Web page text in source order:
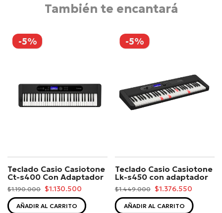
También te encantará
-5%
Teclado Casio Casiotone
Ct-s400 Con Adaptador
$1.190.000 $1.130.500
AÑADIR AL CARRITO
-5%
Teclado Casio Casiotone
Lk-s450 con adaptador
$1.449.000 $1.376.550
AÑADIR AL CARRITO